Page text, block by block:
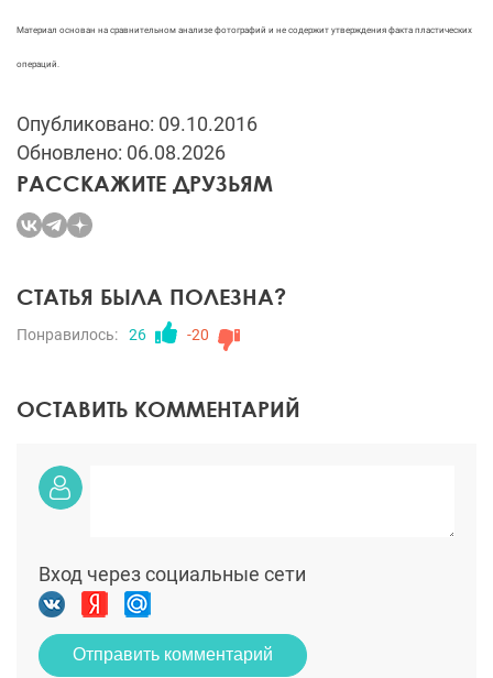
Материал основан на сравнительном анализе фотографий и не содержит утверждения факта пластических
операций.
Опубликовано: 09.10.2016
Обновлено: 06.08.2026
РАССКАЖИТЕ ДРУЗЬЯМ
СТАТЬЯ БЫЛА ПОЛЕЗНА?
Понравилось: 26 -20
ОСТАВИТЬ КОММЕНТАРИЙ
Вход через социальные сети
Отправить комментарий